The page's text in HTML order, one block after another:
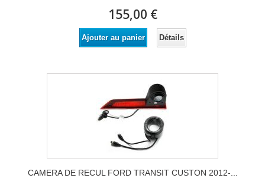
155,00 €
Ajouter au panier Détails
CAMERA DE RECUL FORD TRANSIT CUSTON 2012-...